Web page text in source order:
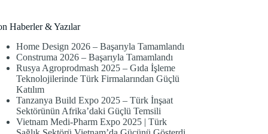
Haberler & Yazılar
Home Design 2026 – Başarıyla Tamamlandı
Construma 2026 – Başarıyla Tamamlandı
Rusya Agroprodmash 2025 – Gıda İşleme
Teknolojilerinde Türk Firmalarından Güçlü
Katılım
Tanzanya Build Expo 2025 – Türk İnşaat
Sektörünün Afrika’daki Güçlü Temsili
Vietnam Medi-Pharm Expo 2025 | Türk